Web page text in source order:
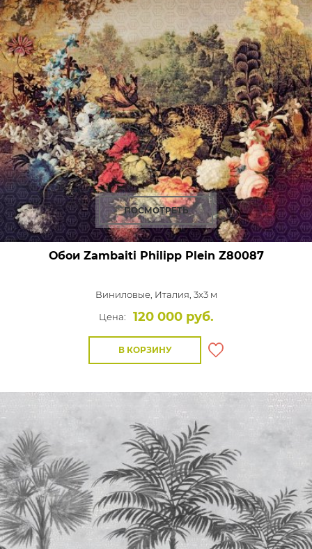
ПОСМОТРЕТЬ
Обои Zambaiti Philipp Plein Z80087
Виниловые, Италия, 3x3 м
Цена:
120 000 руб.
В КОРЗИНУ